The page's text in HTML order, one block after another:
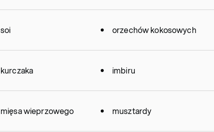
soi orzechów kokosowych
kurczaka imbiru
mięsa wieprzowego musztardy